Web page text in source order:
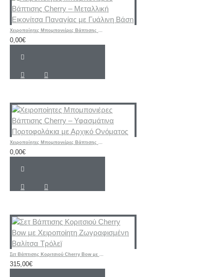
0,00€
0,00€
315,00€